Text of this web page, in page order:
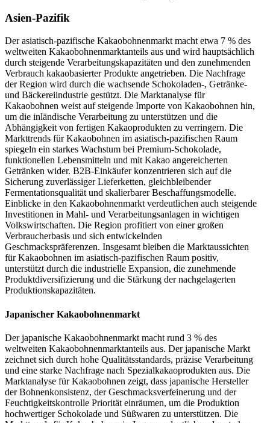
Asien-Pazifik
Der asiatisch-pazifische Kakaobohnenmarkt macht etwa 7 % des
weltweiten Kakaobohnenmarktanteils aus und wird hauptsächlich
durch steigende Verarbeitungskapazitäten und den zunehmenden
Verbrauch kakaobasierter Produkte angetrieben. Die Nachfrage
der Region wird durch die wachsende Schokoladen-, Getränke-
und Bäckereiindustrie gestützt. Die Marktanalyse für
Kakaobohnen weist auf steigende Importe von Kakaobohnen hin,
um die inländische Verarbeitung zu unterstützen und die
Abhängigkeit von fertigen Kakaoprodukten zu verringern. Die
Markttrends für Kakaobohnen im asiatisch-pazifischen Raum
spiegeln ein starkes Wachstum bei Premium-Schokolade,
funktionellen Lebensmitteln und mit Kakao angereicherten
Getränken wider. B2B-Einkäufer konzentrieren sich auf die
Sicherung zuverlässiger Lieferketten, gleichbleibender
Fermentationsqualität und skalierbarer Beschaffungsmodelle.
Einblicke in den Kakaobohnenmarkt verdeutlichen auch steigende
Investitionen in Mahl- und Verarbeitungsanlagen in wichtigen
Volkswirtschaften. Die Region profitiert von einer großen
Verbraucherbasis und sich entwickelnden
Geschmackspräferenzen. Insgesamt bleiben die Marktaussichten
für Kakaobohnen im asiatisch-pazifischen Raum positiv,
unterstützt durch die industrielle Expansion, die zunehmende
Produktdiversifizierung und die Stärkung der nachgelagerten
Produktionskapazitäten.
Japanischer Kakaobohnenmarkt
Der japanische Kakaobohnenmarkt macht rund 3 % des
weltweiten Kakaobohnenmarktanteils aus. Der japanische Markt
zeichnet sich durch hohe Qualitätsstandards, präzise Verarbeitung
und eine starke Nachfrage nach Spezialkakaoprodukten aus. Die
Marktanalyse für Kakaobohnen zeigt, dass japanische Hersteller
der Bohnenkonsistenz, der Geschmacksverfeinerung und der
Feuchtigkeitskontrolle Priorität einräumen, um die Produktion
hochwertiger Schokolade und Süßwaren zu unterstützen. Die